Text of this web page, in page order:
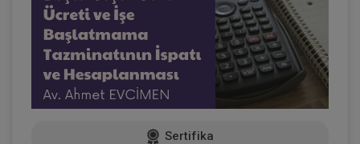
Sertifika